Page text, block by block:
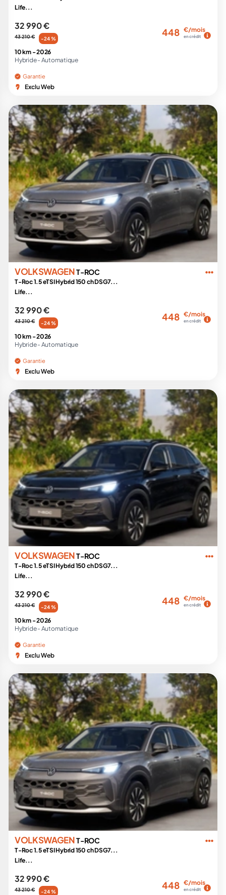
Life...
32 990 €
43 210 € -24 %
448 €/mois
en crédit
10 km -2026
Hybride - Automatique
Garantie
Exclu Web
VOLKSWAGENT-ROC
T-Roc 1.5 eTSI Hybrid 150 ch DSG7...
Life...
32 990 €
43 210 € -24 %
448 €/mois
en crédit
10 km -2026
Hybride - Automatique
Garantie
Exclu Web
VOLKSWAGENT-ROC
T-Roc 1.5 eTSI Hybrid 150 ch DSG7...
Life...
32 990 €
43 210 € -24 %
448 €/mois
en crédit
10 km -2026
Hybride - Automatique
Garantie
Exclu Web
VOLKSWAGENT-ROC
T-Roc 1.5 eTSI Hybrid 150 ch DSG7...
Life...
32 990 €
43 210 € -24 %
448 €/mois
en crédit